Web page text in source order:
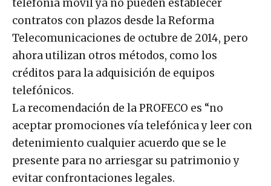
telefonía móvil ya no pueden establecer
contratos con plazos desde la Reforma
Telecomunicaciones de octubre de 2014, pero
ahora utilizan otros métodos, como los
créditos para la adquisición de equipos
telefónicos.
La recomendación de la PROFECO es “no
aceptar promociones vía telefónica y leer con
detenimiento cualquier acuerdo que se le
presente para no arriesgar su patrimonio y
evitar confrontaciones legales.